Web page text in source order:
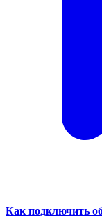
Как подключить